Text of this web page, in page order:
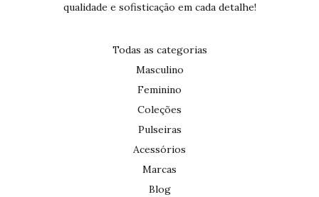
qualidade e sofisticação em cada detalhe!
Todas as categorias
Masculino
Feminino
Coleções
Pulseiras
Acessórios
Marcas
Blog